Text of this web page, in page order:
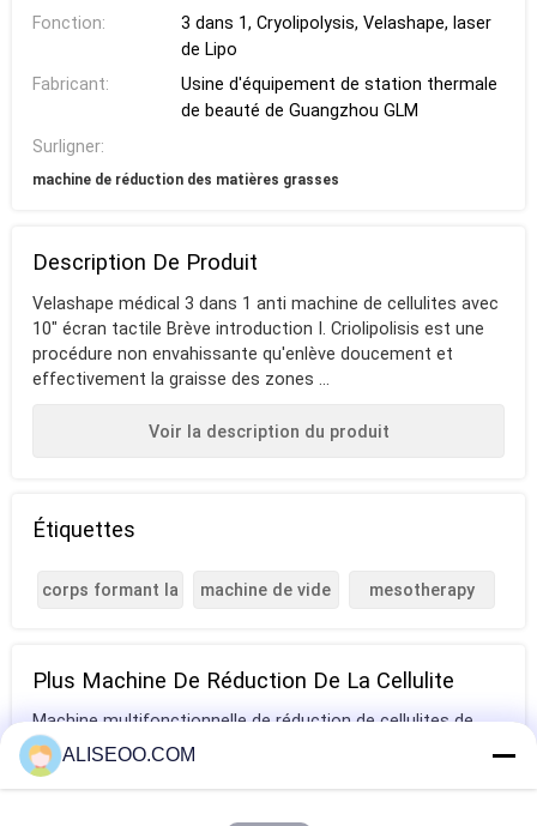
Fonction:
3 dans 1, Cryolipolysis, Velashape, laser
de Lipo
Fabricant:
Usine d'équipement de station thermale
de beauté de Guangzhou GLM
Surligner:
machine de réduction des matières grasses
Description De Produit
Velashape médical 3 dans 1 anti machine de cellulites avec
10" écran tactile Brève introduction I. Criolipolisis est une
procédure non envahissante qu'enlève doucement et
effectivement la graisse des zones ...
Voir la description du produit
Étiquettes
corps formant la
machine de vide
mesotherapy
Plus Machine De Réduction De La Cellulite
Machine multifonctionnelle de réduction de cellulites de
Carboxytherapy pour l'hôpital
Cavitation verticale amincissant la machine pour le retrait
de réduction de cellulites/ride d'oeil
ALISEOO.COM